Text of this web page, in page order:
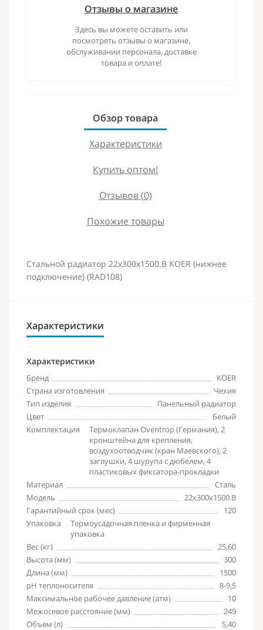
Отзывы о магазине
Здесь вы можете оставить или
посмотреть отзывы о магазине,
обслуживании персонала, доставке
товара и оплате!
Обзор товара
Характеристики
Купить оптом!
Отзывов (0)
Похожие товары
Стальной радиатор 22х300х1500.B KOER (нижнее
подключение) (RAD108)
Характеристики
Характеристики
Бренд
KOER
Страна изготовления
Чехия
Тип изделия
Панельный радиатор
Цвет
Белый
Комплектация
Термоклапан Oventrop (Германия), 2
кронштейна для крепления,
воздухоотводчик (кран Маевского), 2
заглушки, 4 шурупа с дюбелем, 4
пластиковых фиксатора-прокладки
Материал
Сталь
Модель
22х300х1500.B
Гарантийный срок (мес)
120
Упаковка
Термоусадочная пленка и фирменная
упаковка
Вес (кг)
25,60
Высота (мм)
300
Длина (мм)
1500
pH теплоносителя
8-9,5
Максимальное рабочее давление (атм)
10
Межосевое расстояние (мм)
249
Объем (л)
5,40